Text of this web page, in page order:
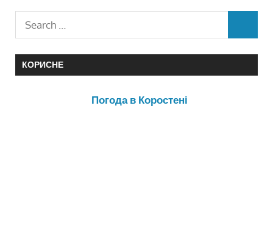
КОРИСНЕ
Погода в Коростені